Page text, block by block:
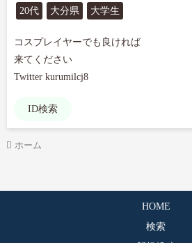
20代 大分県 大学生
コスプレイヤーでも良ければ
来てください
Twitter kurumilcj8
ID検索
ホーム
HOME
検索